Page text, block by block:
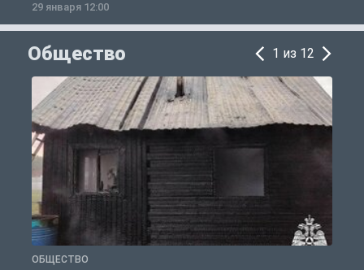
29 января 12:00
Общество 1 из 12
ОБЩЕСТВО